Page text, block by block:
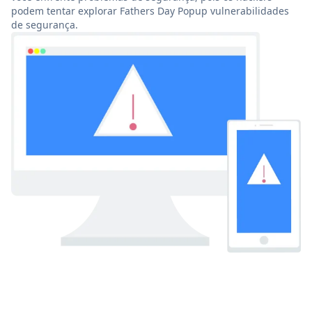
podem tentar explorar Fathers Day Popup vulnerabilidades
de segurança.